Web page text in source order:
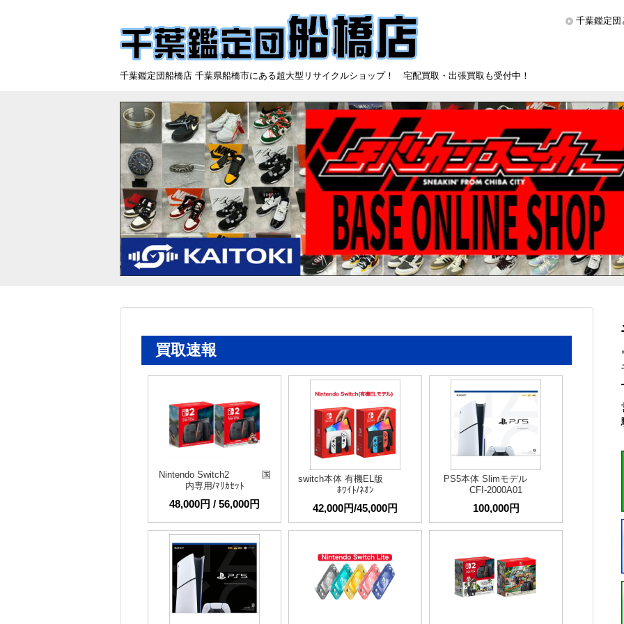
千葉鑑定団船橋店 千葉県船橋市にある超大型リサイクルショップ！ 宅配買取・出張買取も受付中！
千葉鑑定団
買取速報
Nintendo Switch2 国
内専用/ﾏﾘｶｾｯﾄ
48,000円 / 56,000円
switch本体 有機EL版
ﾎﾜｲﾄ/ﾈｵﾝ
42,000円/45,000円
PS5本体 Slimモデル
CFI-2000A01
100,000円